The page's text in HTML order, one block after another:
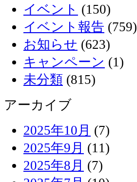
イベント (150)
イベント報告 (759)
お知らせ (623)
キャンペーン (1)
未分類 (815)
アーカイブ
2025年10月 (7)
2025年9月 (11)
2025年8月 (7)